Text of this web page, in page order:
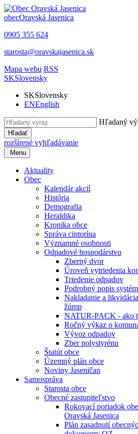
obecOravská Jasenica
0905 355 624
starosta@oravskajasenica.sk
Mapa webu RSS
SKSlovensky
SKSlovensky
ENEnglish
Hľadaný
Hľadať
rozšírené vyhľadávanie
Menu
Aktuality
Obec
Kalendár akcií
História
Demografia
Heraldika
Kronika obce
Správa cintorína
Významné osobnosti
Odpadové hospodárstvo
Zberný dvor
Úroveň vytriedenia
Triedenie odpadov
Podrobný popis
Nakladanie a
žúmp
NATUR-PACK - ako
Ročný výkaz o
Vývoz odpadov
Zber polystyrénu
Štatút obce
Územný plán obce
Noviny Jaseničan
Samospráva
Starosta obce
Obecné zastupiteľstvo
Rokovací poriadok
Oravská Jasenica
Plán zasadnutí